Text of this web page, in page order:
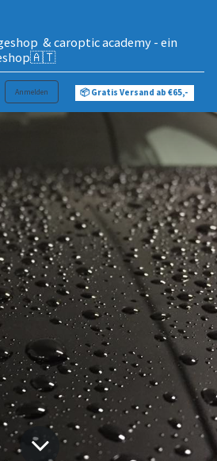
& caroptic academy - ein
Anmelden 📦 Gratis Versand ab €65,-